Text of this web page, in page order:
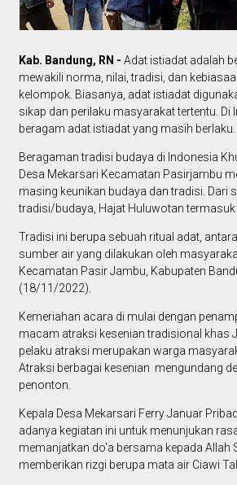
Kab. Bandung, RN - Adat istiadat adalah
mewakili norma, nilai, tradisi, dan
kelompok. Biasanya, adat istiadat
sikap dan perilaku masyarakat tertentu. Di
beragam adat istiadat yang masih berlaku.
Beragaman tradisi budaya di Indonesia
Desa Mekarsari Kecamatan Pasirjambu
masing keunikan budaya dan tradisi. Dari
tradisi/budaya, Hajat Huluwotan termasuk
Tradisi ini berupa sebuah ritual adat,
sumber air yang dilakukan oleh
Kecamatan Pasir Jambu, Kabupaten
(18/11/2022).
Kemeriahan acara di mulai dengan
macam atraksi kesenian tradisional khas
pelaku atraksi merupakan warga
Atraksi berbagai kesenian mengundang
penonton.
Kepala Desa Mekarsari Ferry Januar
adanya kegiatan ini untuk menunjukan
memanjatkan do'a bersama kepada Allah
memberikan rizgi berupa mata air Ciawi